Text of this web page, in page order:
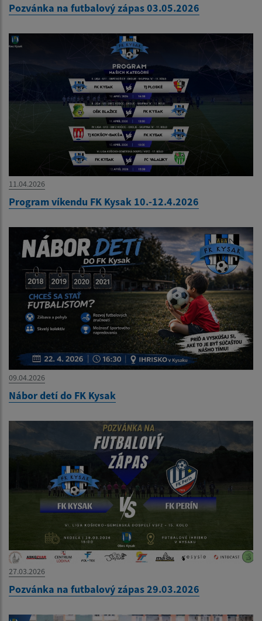
Pozvánka na futbalový zápas 03.05.2026
11.04.2026
Program víkendu FK Kysak 10.-12.4.2026
09.04.2026
Nábor detí do FK Kysak
27.03.2026
Pozvánka na futbalový zápas 29.03.2026